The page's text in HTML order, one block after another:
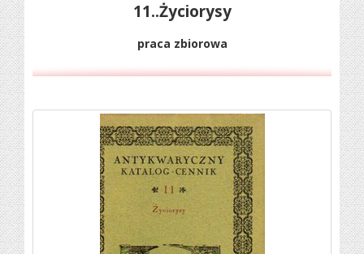
11..Życiorysy
praca zbiorowa